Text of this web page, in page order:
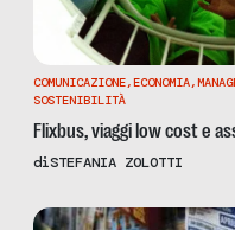
COMUNICAZIONE,ECONOMIA,
SOSTENIBILITÀ
Flixbus, viaggi low cost e
diSTEFANIA ZOLOTTI